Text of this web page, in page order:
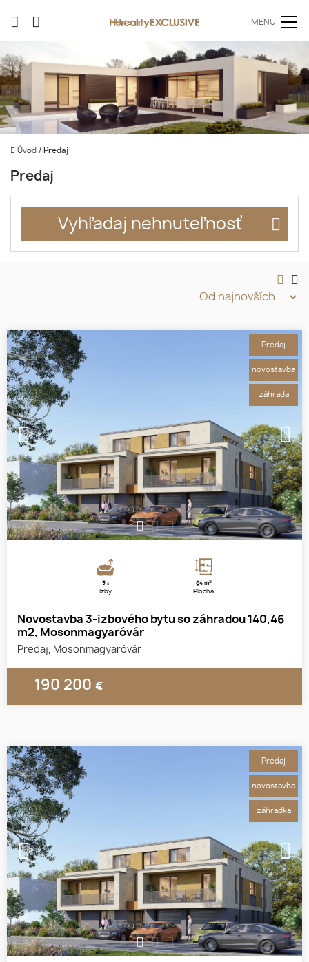
MENU
Úvod / Predaj
Predaj
Vyhľadaj nehnuteľnosť
1 2 3
3 x
Izby
64 m2
Plocha
Novostavba 3-izbového bytu so záhradou 140,46
m2, Mosonmagyaróvár
Predaj, Mosonmagyaróvár
190 200 €
Predaj
novostavba
záhrada
1 2 3
Predaj
novostavba
záhradka